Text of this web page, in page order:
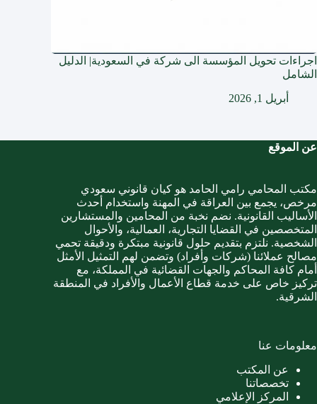
اجراءات تحويل المؤسسة الى شركة في السعودية| الدليل
الشامل
أبريل 1, 2026
عن الموقع
مكتب المحامي رامي الحامد هو كيان قانوني سعودي
مرخص، يجمع بين العراقة في المهنة واستخدام أحدث
الأساليب القانونية. نضم نخبة من المحامين والمستشارين
المتخصصين في القضايا التجارية، العمالية، والأحوال
الشخصية. نلتزم بتقديم حلول قانونية مبتكرة ودقيقة تحمي
مصالح عملائنا (شركات وأفراد) وتضمن لهم التمثيل الأمثل
أمام كافة المحاكم والجهات القضائية في المملكة، مع
تركيز خاص على خدمة قطاع الأعمال والأفراد في المنطقة
الشرقية.
معلومات عنا
عن المكتب
تخصصاتنا
المركز الإعلامي